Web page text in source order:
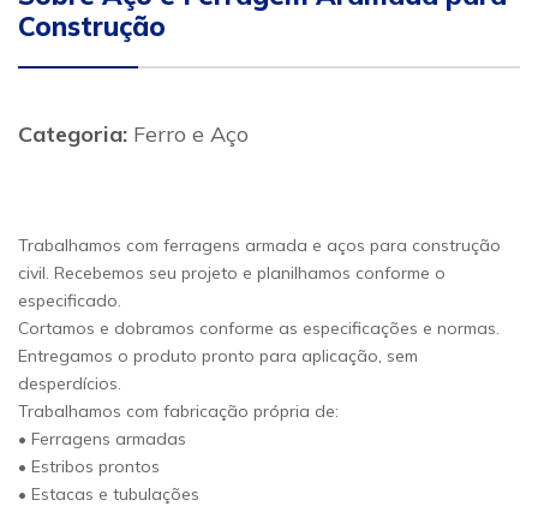
Construção
Categoria: Ferro e Aço
Trabalhamos com ferragens armada e aços para construção
civil. Recebemos seu projeto e planilhamos conforme o
especificado.
Cortamos e dobramos conforme as especificações e normas.
Entregamos o produto pronto para aplicação, sem
desperdícios.
Trabalhamos com fabricação própria de:
• Ferragens armadas
• Estribos prontos
• Estacas e tubulações